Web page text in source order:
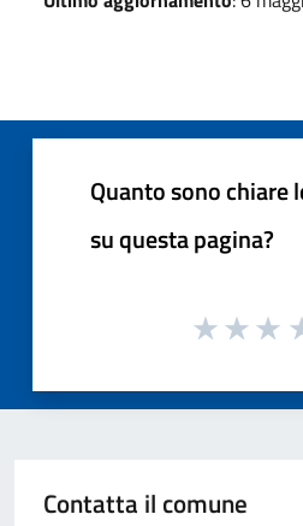
Quanto sono chiare
su questa pagina?
Contatta il comune